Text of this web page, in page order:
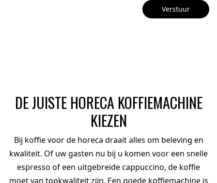
Verstuur
DE JUISTE HORECA KOFFIEMACHINE
KIEZEN
Bij koffie voor de horeca draait alles om beleving en
kwaliteit. Of uw gasten nu bij u komen voor een snelle
espresso of een uitgebreide cappuccino, de koffie
moet van topkwaliteit zijn. Een goede koffiemachine is